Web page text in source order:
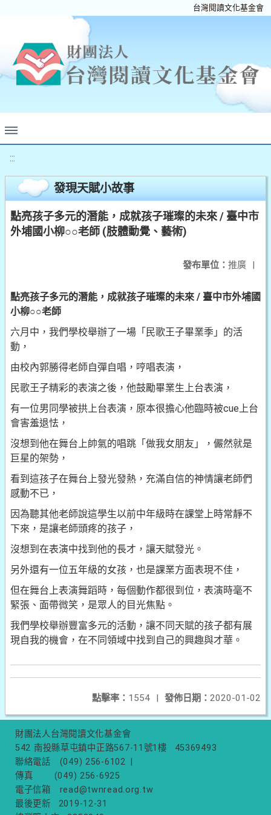
台灣閱讀文化基金會
:::
發現天賦小故事
點亮孩子多元的潛能，成就孩子璀璨的未來 / 臺中市
外埔國小柳○○老師 (肢體動覺、藝術)
發布單位： 推廣 |
點亮孩子多元的潛能，成就孩子璀璨的未來 / 臺中市外埔國
小柳○○老師
六月中，我們學校舉辦了一場「民歌王子畢業季」的活
動，
由校內郭勝得老師自彈自唱，哼唱表演，
民歌王子精彩的表演之後，他鼓勵畢業生上台表演，
有一位男同學被拱上台表演，原本很擔心他臨時被cue上台
會害羞退怯，
沒想到他在舞台上帥氣的唱跳「做我女朋友」，儼然就是
巨星的架勢，
看到這孩子在舞台上發光發熱，充滿自信的神情讓老師們
感動不已，
因為聽其他老師說這學生以前中年級時在課堂上時常靜不
下來，是讓老師頭疼的孩子，
沒想到在表演中找到他的長才，讓天賦發光。
另外還有一位五年級的女孩，也是課業方面表現不佳，
但在舞台上表演舞蹈時，每個動作都很到位，表演時毫不
緊張、面帶微笑，是眾人的目光焦點。
我們學校舉辦豐富多元的活動，讓不同天賦的孩子都有展
現自我的機會，在不同領域中找到自己的興趣與才華。
發佈日期： 2020-01-02
點擊率： 1554 |
財團法人台灣閱讀文化基金會
542 南投縣草屯鎮中正路567-11號1樓
45369493
聯絡電話
(049) 256-6102
傳真
(049) 256-6925
電子信箱
read@twnread.org.tw
最後更新
2019-12-31